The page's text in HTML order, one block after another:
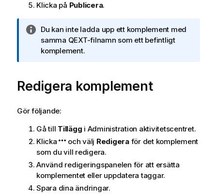
Klicka på Publicera.
A
n
t
k
n
n
g
m
i
n
f
o
Du kan inte ladda upp ett komplement med
samma QEXT-filnamn som ett befintligt
komplement.
Redigera komplement
Gör följande:
Gå till Tillägg i Administration aktivitetscentret.
Klicka
och välj Redigeraför det komplement
som du vill redigera.
Använd redigeringspanelen för att ersätta
komplementet eller uppdatera taggar.
Spara dina ändringar.